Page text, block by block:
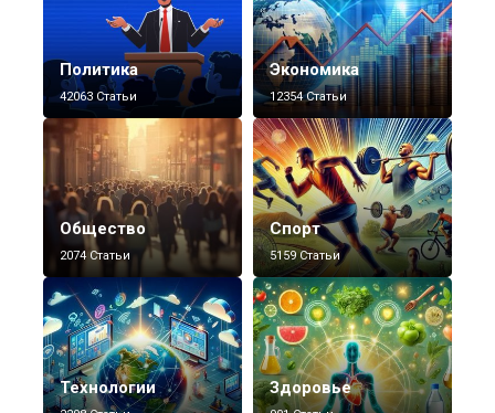
Политика
42063 Статьи
Экономика
12354 Статьи
Общество
2074 Статьи
Спорт
5159 Статьи
Технологии Здоровье